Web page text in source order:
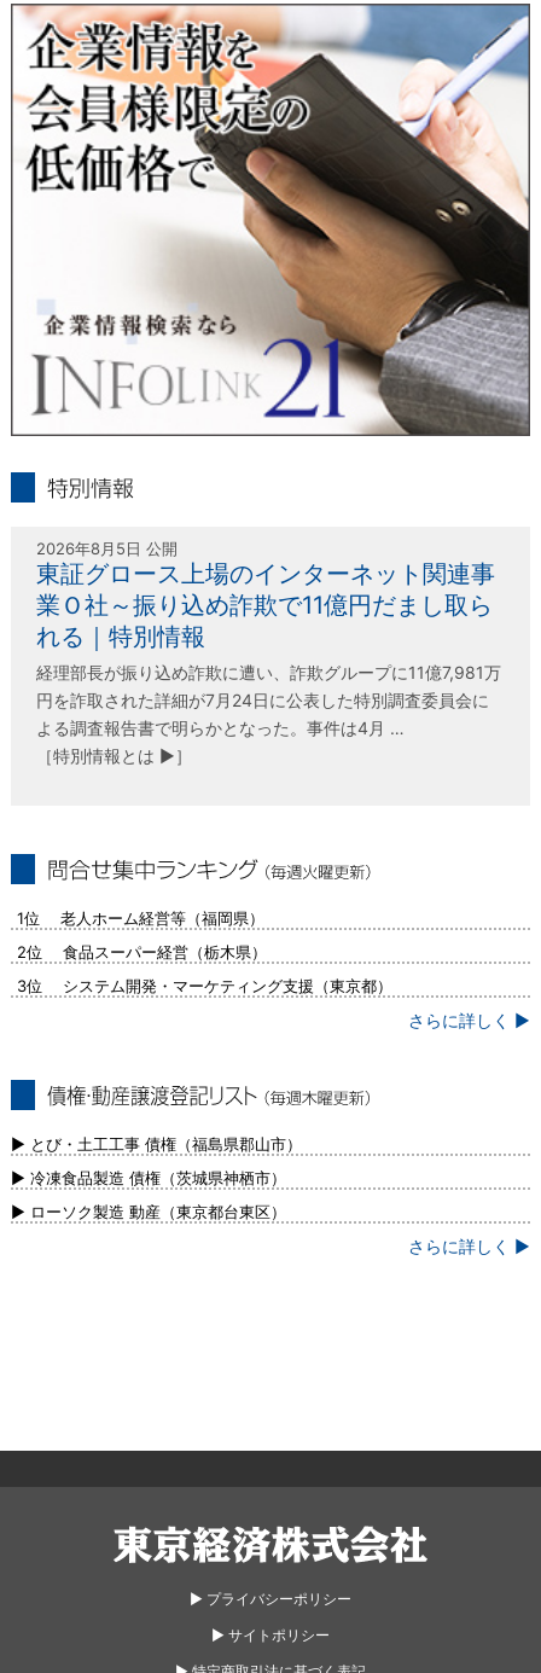
当社は、本人が自己の個人情報について、通知・開示・訂正・
追加・削除・利用停止・提供停止の希望がございましたら、本
人または代理人の請求応じて、個人データの通知・開示・訂
正・追加・削除・利用停止・提供停止の請求に応じます。
受付方法は、本人確認資料（運転免許証、パスポート何れかの
コピー）、「個人情報取扱申請書」「委任状」（代理人による
申請の場合のみ必要となります）を当社宛にお送り下さい。
＜個人情報保護に関するお問合せ・相談窓口＞
〒802-0004 北九州市小倉北区鍛冶町2丁目5-11（第一東経ビ
フリーダイヤル 0120-55-9986
受付時間 平日9：00～17：00
2026年8月5日 公開
東証グロース上場のインターネット関連事
業Ｏ社～振り込め詐欺で11億円だまし取ら
れる｜特別情報
経理部長が振り込め詐欺に遭い、詐欺グループに11億7,981万
円を詐取された詳細が7月24日に公表した特別調査委員会に
よる調査報告書で明らかとなった。事件は4月 …
［特別情報とは ▶］
1位 老人ホーム経営等（福岡県）
2位 食品スーパー経営（栃木県）
3位 システム開発・マーケティング支援（東京都）
さらに詳しく ▶
新）
▶ とび・土工工事 債権（福島県郡山市）
▶ 冷凍食品製造 債権（茨城県神栖市）
▶ ローソク製造 動産（東京都台東区）
さらに詳しく ▶
▶︎ プライバシーポリシー
▶︎ サイトポリシー